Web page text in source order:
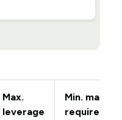
Max.
leverage
Min. margin